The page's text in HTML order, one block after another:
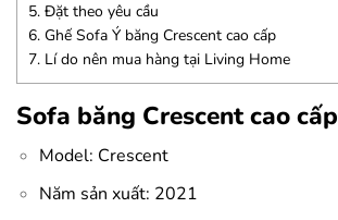
5. Đặt theo yêu cầu
6. Ghế Sofa Ý băng Crescent cao cấp
7. Lí do nên mua hàng tại Living Home
Sofa băng Crescent cao cấp
Model: Crescent
Năm sản xuất: 2021